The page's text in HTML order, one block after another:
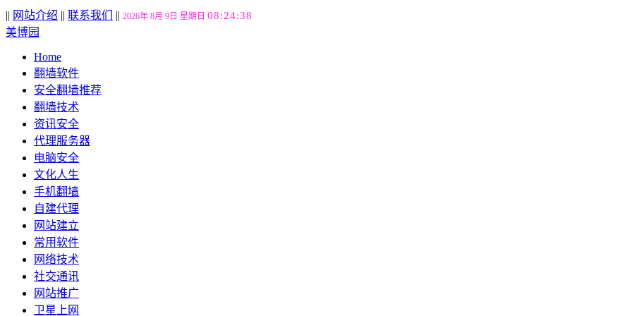
|| 网站介绍 || 联系我们 || 2026年 8月 9日 星期日 08:24:39
美博园
Home
翻墙软件
安全翻墙推荐
翻墙技术
资讯安全
代理服务器
电脑安全
文化人生
手机翻墙
自建代理
网站建立
常用软件
网络技术
社交通讯
网站推广
卫星上网